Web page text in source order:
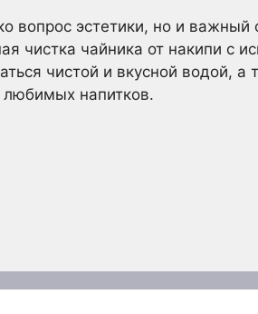
вопрос эстетики, но и
чистка чайника от накипи с
чистой и вкусной водой, а
напитков.